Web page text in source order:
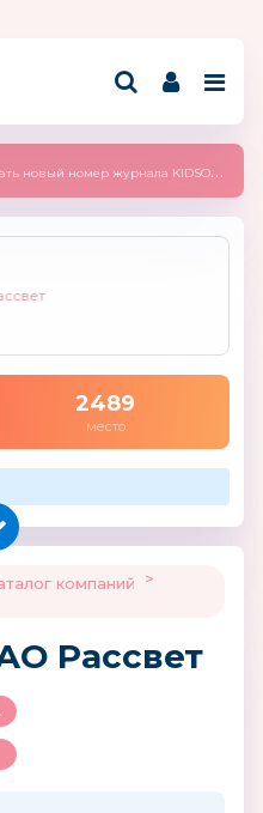
номер журнала KIDSOBOZ 2025 (сентябрь)
2489
место
компаний
>
Рассвет